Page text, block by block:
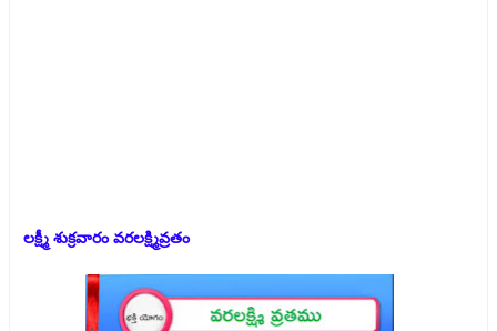
లక్ష్మీ శుక్రవారం వరలక్ష్మివ్రతం